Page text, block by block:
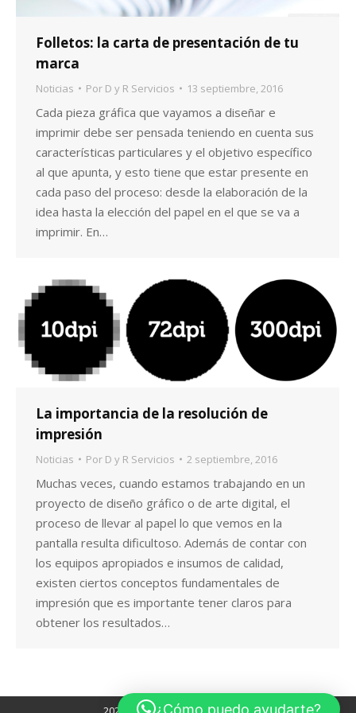
Folletos: la carta de presentación de tu
marca
Noticias Por D y R Servicios 13 septiembre, 2016
Cada pieza gráfica que vayamos a diseñar e
imprimir debe ser pensada teniendo en cuenta sus
características particulares y el objetivo específico
al que apunta, y esto tiene que estar presente en
cada paso del proceso: desde la elaboración de la
idea hasta la elección del papel en el que se va a
imprimir. En…
La importancia de la resolución de
impresión
Noticias Por D y R Servicios 2 septiembre, 2016
Muchas veces, cuando estamos trabajando en un
proyecto de diseño gráfico o de arte digital, el
proceso de llevar al papel lo que vemos en la
pantalla resulta dificultoso. Además de contar con
los equipos apropiados e insumos de calidad,
existen ciertos conceptos fundamentales de
impresión que es importante tener claros para
obtener los resultados…
¿Cómo puedo ayudarte?